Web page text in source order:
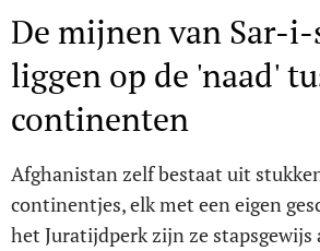
De mijnen van Sar-i-
liggen op de 'naad'
continenten
Afghanistan zelf bestaat uit
continentjes, elk met een eigen
het Juratijdperk zijn ze stapsgewijs